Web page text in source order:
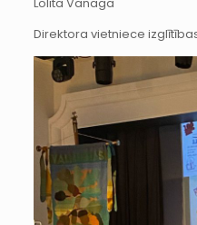
Direktora vietniece